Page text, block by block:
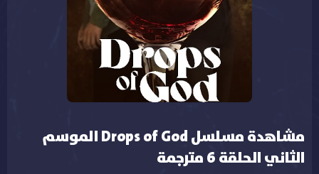
مشاهدة مسلسل Drops of God الموسم
الثاني الحلقة 6 مترجمة